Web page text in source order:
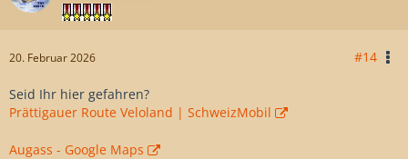
20. Februar 2026 #14
Seid Ihr hier gefahren?
Prättigauer Route Veloland | SchweizMobil
Augass - Google Maps